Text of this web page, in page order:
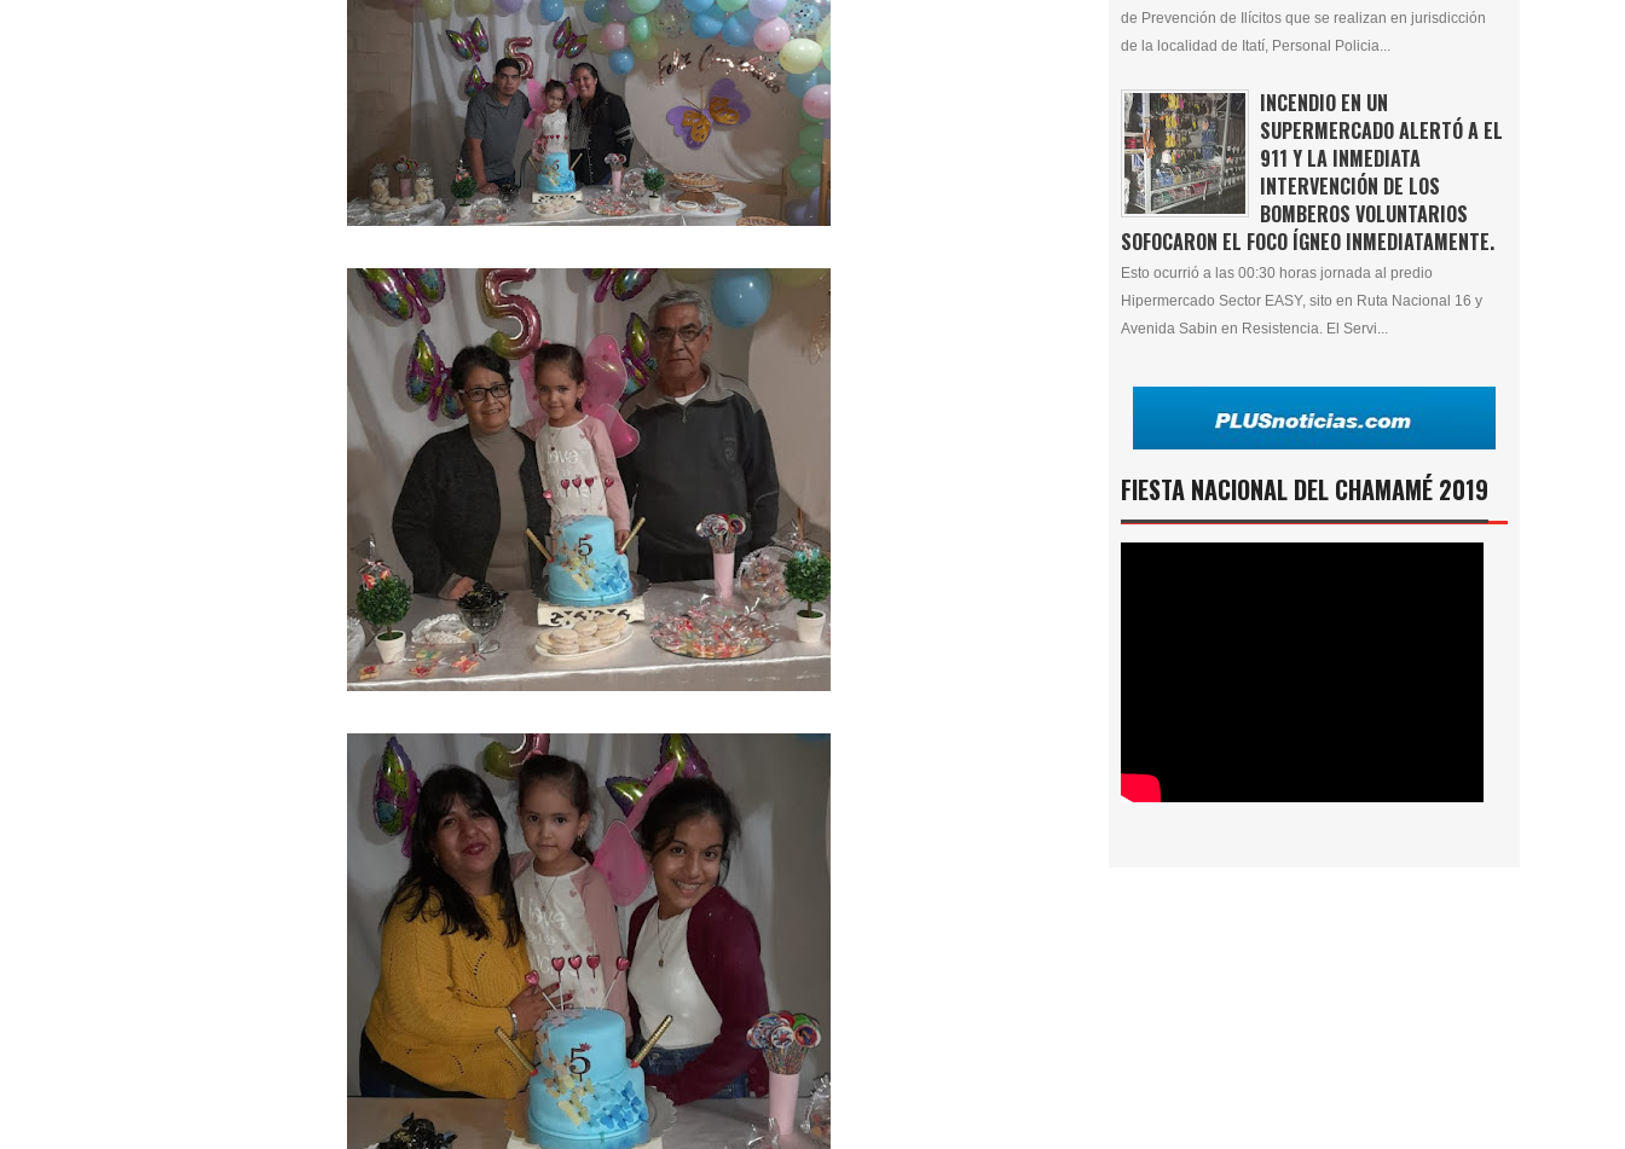
de Prevención de Ilícitos que se realizan en jurisdicción
de la localidad de Itatí, Personal Policia...
INCENDIO EN UN
SUPERMERCADO ALERTÓ A EL
911 Y LA INMEDIATA
INTERVENCIÓN DE LOS
BOMBEROS VOLUNTARIOS
SOFOCARON EL FOCO ÍGNEO INMEDIATAMENTE.
Esto ocurrió a las 00:30 horas jornada al predio
Hipermercado Sector EASY, sito en Ruta Nacional 16 y
Avenida Sabin en Resistencia. El Servi...
FIESTA NACIONAL DEL CHAMAMÉ 2019